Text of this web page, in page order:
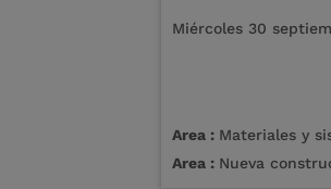
Miércoles 30
Area : Materiales y
Area : Nueva